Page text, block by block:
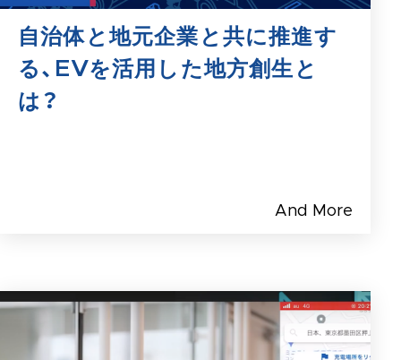
自治体と地元企業と共に推進す
る、EVを活用した地方創生と
は？
And More